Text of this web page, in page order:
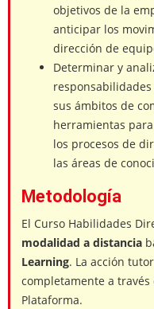
objetivos de la
anticipar los
dirección de
Determinar y
sus ámbitos de
herramientas
los procesos de
las áreas de
Metodología
El Curso Habilidades
modalidad a distancia
Learning. La acción
completamente a través
Plataforma.